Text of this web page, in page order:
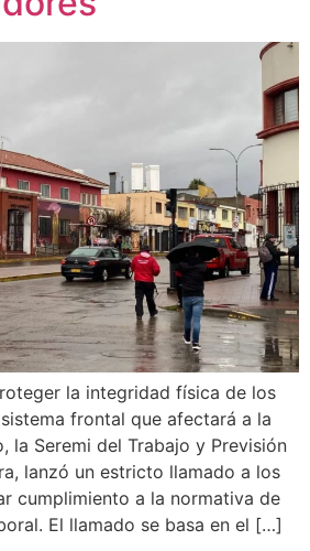
la integridad física de los
frontal que afectará a la
la Seremi del Trabajo y Previsión
lanzó un estricto llamado a los
cumplimiento a la normativa de
El llamado se basa en el […]